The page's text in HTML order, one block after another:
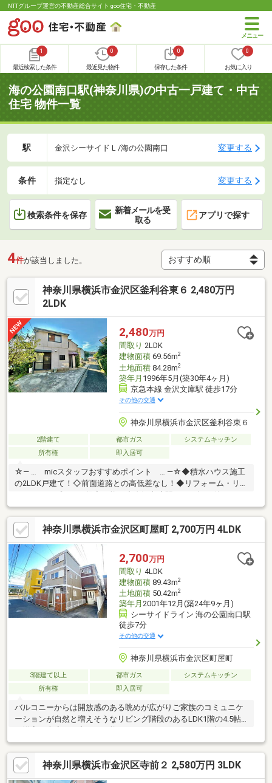
NTTグループ運営の不動産総合サイト goo住宅・不動産
1
最近検索した条件
0
最近見た物件
0
保存した条件
0
お気に入り
海の公園南口駅(神奈川県)の中古一戸建て・中古
住宅 物件一覧
駅 金沢シーサイドＬ/海の公園南口 変更する
条件 指定なし 変更する
検索条件を保存
新着メールを受
取る
アプリで探す
4件が該当しました。
神奈川県横浜市金沢区釜利谷東６ 2,480万円
2LDK
2,480万円
間取り 2LDK
建物面積69.56m2
土地面積84.28m2
築年月 1996年5月(築30年4ヶ月)
京急本線 金沢文庫駅 徒歩17分
その他の交通
神奈川県横浜市金沢区釜利谷東６
2階建て 都市ガス
システムキッチン
所有権
即入居可
☆― … micスタッフおすすめポイント … ―☆◆積水ハウス施工
の2LDK戸建て！◇前面道路との高低差なし！◆リフォーム・リノ
金沢区周辺の物件情報なら地域密着創業48年のmic三春情報セン
ター金沢八景店へお任せください！ムリなく、後悔なく。“ちょう
どいい”マイホーム選びをサポートいたします！「住宅ローンって
いくら借りられる？」「頭金ゼロでも買える？」「手狭になった
ので買い換えしたい」様々な不安の解消やご要望について的確に
お応えいたします！
神奈川県横浜市金沢区町屋町 2,700万円 4LDK
2,700万円
間取り 4LDK
建物面積89.43m2
土地面積50.42m2
築年月 2001年12月(築24年9ヶ月)
シーサイドライン 海の公園南口駅
徒歩7分
その他の交通
神奈川県横浜市金沢区町屋町
3階建て以上 都市ガス
システムキッチン
所有権
即入居可
バルコニーからは開放感のある眺めが広がりご家族のコミュニケ
ーションが自然と増えそうなリビング階段のあるLDK1階の4.5帖
柔軟にお使い頂ける点も魅力です（工事費用別途要）金沢シーサ
イドライン「海の公園南口」京浜急行線「金沢八景」 2駅の利用
が可能で幼稚園、小学校、スーパー、コンビニ、公共施設等が徒
歩圏内に揃う利便性の良さ平坦な道のりのためお子様連れでも移
神奈川県横浜市金沢区寺前２ 2,580万円 3LDK